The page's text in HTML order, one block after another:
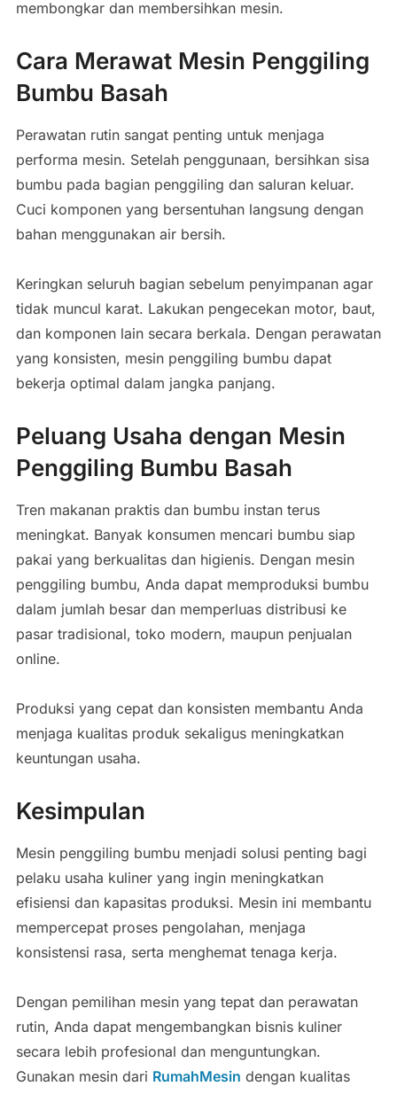
membongkar dan membersihkan mesin.
Cara Merawat Mesin Penggiling
Bumbu Basah
Perawatan rutin sangat penting untuk menjaga
performa mesin. Setelah penggunaan, bersihkan sisa
bumbu pada bagian penggiling dan saluran keluar.
Cuci komponen yang bersentuhan langsung dengan
bahan menggunakan air bersih.
Keringkan seluruh bagian sebelum penyimpanan agar
tidak muncul karat. Lakukan pengecekan motor, baut,
dan komponen lain secara berkala. Dengan perawatan
yang konsisten, mesin penggiling bumbu dapat
bekerja optimal dalam jangka panjang.
Peluang Usaha dengan Mesin
Penggiling Bumbu Basah
Tren makanan praktis dan bumbu instan terus
meningkat. Banyak konsumen mencari bumbu siap
pakai yang berkualitas dan higienis. Dengan mesin
penggiling bumbu, Anda dapat memproduksi bumbu
dalam jumlah besar dan memperluas distribusi ke
pasar tradisional, toko modern, maupun penjualan
online.
Produksi yang cepat dan konsisten membantu Anda
menjaga kualitas produk sekaligus meningkatkan
keuntungan usaha.
Kesimpulan
Mesin penggiling bumbu menjadi solusi penting bagi
pelaku usaha kuliner yang ingin meningkatkan
efisiensi dan kapasitas produksi. Mesin ini membantu
mempercepat proses pengolahan, menjaga
konsistensi rasa, serta menghemat tenaga kerja.
Dengan pemilihan mesin yang tepat dan perawatan
rutin, Anda dapat mengembangkan bisnis kuliner
secara lebih profesional dan menguntungkan.
Gunakan mesin dari RumahMesin dengan kualitas